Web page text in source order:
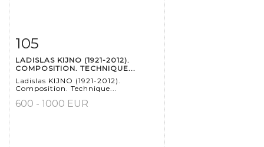
Fiche détaillée
105
LADISLAS KIJNO (1921-2012).
COMPOSITION. TECHNIQUE...
Ladislas KIJNO (1921-2012).
Composition. Technique...
600 - 1000 EUR